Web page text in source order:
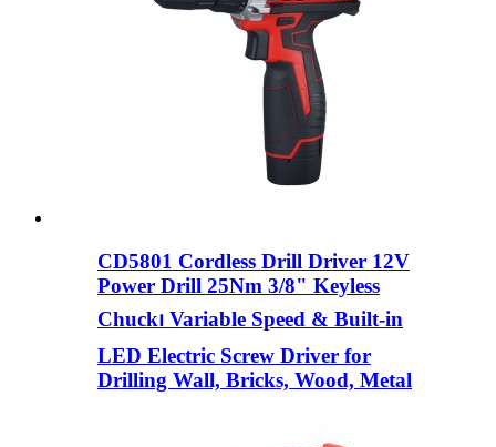
CD5801 Cordless Drill Driver 12V
Power Drill 25Nm 3/8" Keyless
Chuck၊ Variable Speed ​​& Built-in
LED Electric Screw Driver for
Drilling Wall, Bricks, Wood, Metal